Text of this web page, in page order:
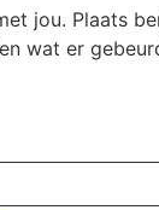
jou. Plaats
wat er